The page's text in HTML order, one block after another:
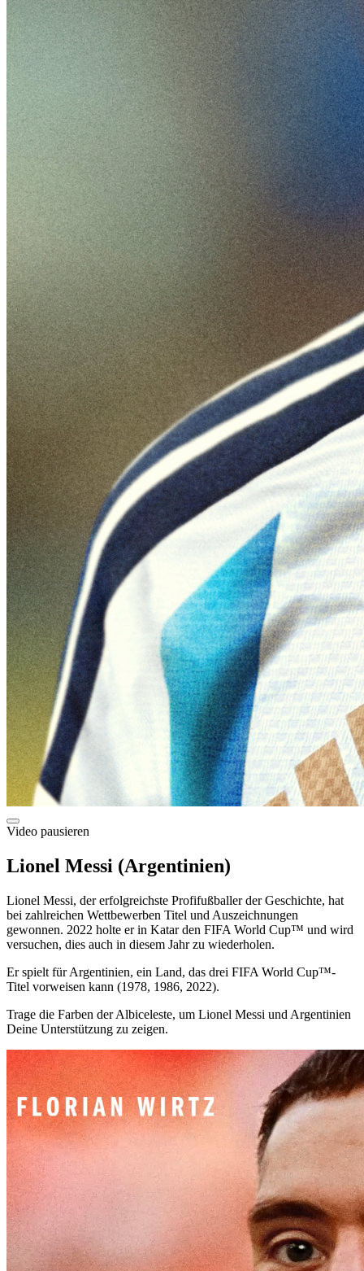
Video pausieren
Lionel Messi (Argentinien)
Lionel Messi, der erfolgreichste Profifußballer der Geschichte, hat
bei zahlreichen Wettbewerben Titel und Auszeichnungen
gewonnen. 2022 holte er in Katar den FIFA World Cup™ und wird
versuchen, dies auch in diesem Jahr zu wiederholen.
Er spielt für Argentinien, ein Land, das drei FIFA World Cup™-
Titel vorweisen kann (1978, 1986, 2022).
Trage die Farben der Albiceleste, um Lionel Messi und Argentinien
Deine Unterstützung zu zeigen.